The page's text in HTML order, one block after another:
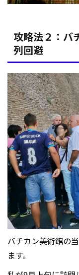
攻略法２：バ
列回避
バチカン美術館の
ます。